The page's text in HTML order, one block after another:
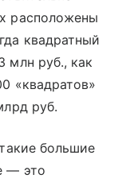
расположены
квадратный
млн руб., как
«квадратов»
руб.
большие
— это